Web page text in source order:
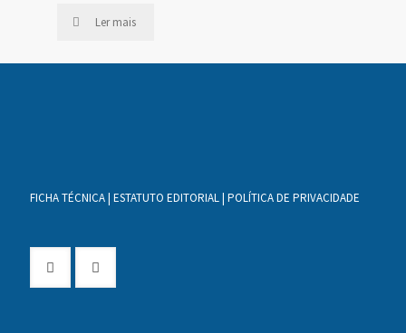
Ler mais
FICHA TÉCNICA| ESTATUTO EDITORIAL| POLÍTICA DE PRIVACIDADE